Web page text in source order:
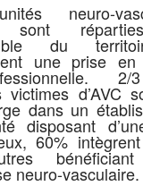
neuro-
sont
du
une prise en
victimes d’AVC
dans un
disposant
60% intègrent
bénéficiant
neuro-vasculaire.